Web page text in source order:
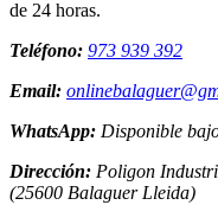
de 24 horas.
Teléfono: 973 939 392
Email:
WhatsApp: Disponible
Dirección: Poligon
(25600 Balaguer Lleida)